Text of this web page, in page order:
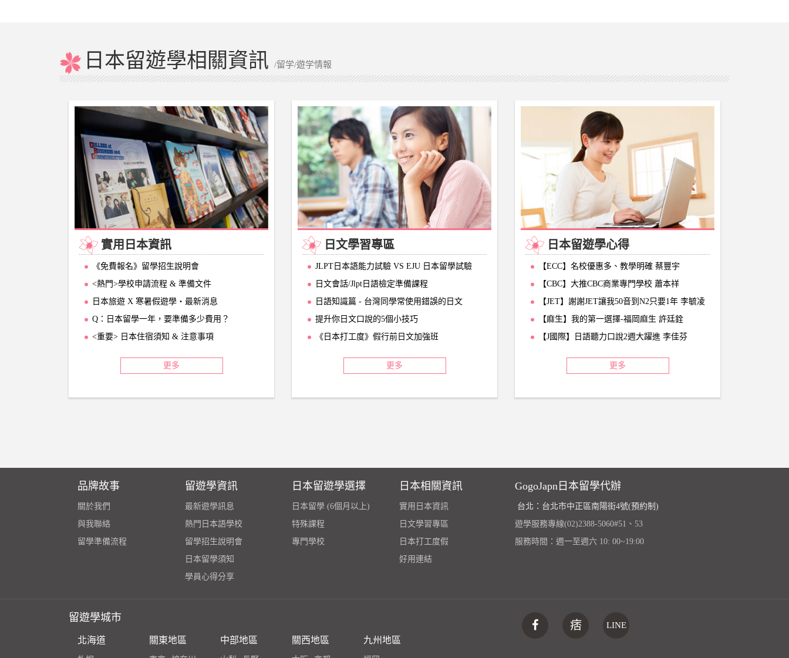
日本留遊學相關資訊/留学/遊学情報
實用日本資訊
《免費報名》留學招生說明會
<熱門>學校申請流程 & 準備文件
日本旅遊 X 寒暑假遊學‧最新消息
Q：日本留學一年，要準備多少費用？
<重要> 日本住宿須知 & 注意事項
更多
日文學習專區
JLPT日本語能力試驗 VS EJU 日本留學試驗
日文會話/Jlpt日語檢定準備課程
日語知識篇 - 台灣同學常使用錯誤的日文
提升你日文口說的5個小技巧
《日本打工度》假行前日文加強班
更多
日本留遊學心得
【ECC】名校優惠多、教學明確 蔡豐宇
【CBC】大推CBC商業專門學校 蕭本祥
【JET】謝謝JET讓我50音到N2只要1年 李毓凌
【麻生】我的第一選擇-福岡麻生 許廷銓
【J國際】日語聽力口說2週大躍進 李佳芬
更多
品牌故事
關於我們
與我聯絡
留學準備流程
留遊學資訊
最新遊學訊息
熱門日本語學校
留學招生說明會
日本留學須知
學員心得分享
日本留遊學選擇
日本留學 (6個月以上)
特殊課程
專門學校
日本相關資訊
實用日本資訊
日文學習專區
日本打工度假
好用連結
GogoJapn日本留學代辦
台北：台北市中正區南陽街4號(預約制)
遊學服務專線(02)2388-5060#51、53
服務時間：週一至週六 10: 00~19:00
留遊學城市
北海道 關東地區 中部地區 關西地區 九州地區
痞 LINE